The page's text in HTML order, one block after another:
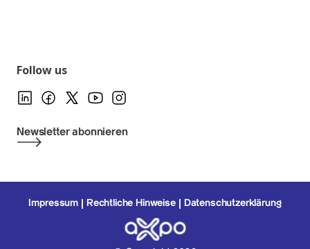
Follow us
Newsletter abonnieren
Impressum Rechtliche Hinweise Datenschutzerklärung